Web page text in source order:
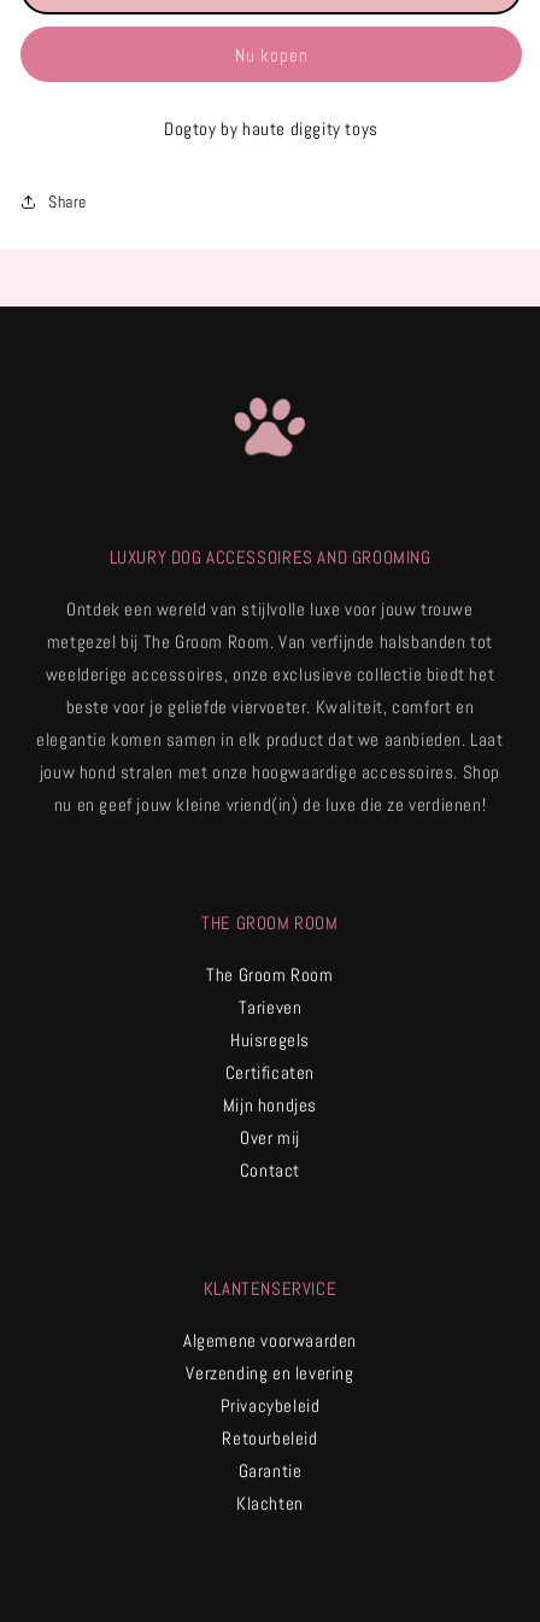
Dogtoy
Dogtoy
Nu kopen
Dogtoy by haute diggity toys
Share
LUXURY DOG ACCESSOIRES AND GROOMING
Ontdek een wereld van stijlvolle luxe voor jouw trouwe
metgezel bij The Groom Room. Van verfijnde halsbanden tot
weelderige accessoires, onze exclusieve collectie biedt het
beste voor je geliefde viervoeter. Kwaliteit, comfort en
elegantie komen samen in elk product dat we aanbieden. Laat
jouw hond stralen met onze hoogwaardige accessoires. Shop
nu en geef jouw kleine vriend(in) de luxe die ze verdienen!
THE GROOM ROOM
The Groom Room
Tarieven
Huisregels
Certificaten
Mijn hondjes
Over mij
Contact
KLANTENSERVICE
Algemene voorwaarden
Verzending en levering
Privacybeleid
Retourbeleid
Garantie
Klachten